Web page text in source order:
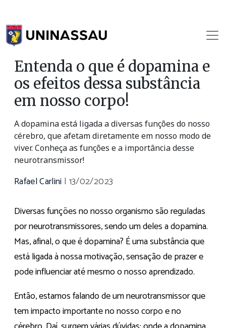
Entenda o que é dopamina e
os efeitos dessa substância
em nosso corpo!
A dopamina está ligada a diversas funções do nosso
cérebro, que afetam diretamente em nosso modo de
viver. Conheça as funções e a importância desse
neurotransmissor!
Rafael Carlini | 13/02/2023
Diversas funções no nosso organismo são reguladas
por neurotransmissores, sendo um deles a dopamina.
Mas, afinal, o que é dopamina? É uma substância que
está ligada à nossa motivação, sensação de prazer e
pode influenciar até mesmo o nosso aprendizado.
Então, estamos falando de um neurotransmissor que
tem impacto importante no nosso corpo e no